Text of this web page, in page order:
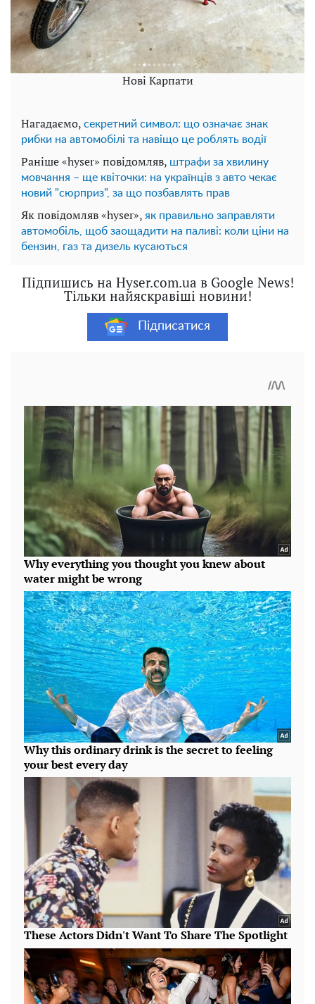
Нові Карпати
Нагадаємо, секретний символ: що означає знак
рибки на автомобілі та навіщо це роблять водії
Раніше «hyser» повідомляв, штрафи за хвилину
мовчання – ще квіточки: на українців з авто чекає
новий "сюрприз", за що позбавлять прав
Як повідомляв «hyser», як правильно заправляти
автомобіль, щоб заощадити на паливі: коли ціни на
бензин, газ та дизель кусаються
Підпишись на Hyser.com.ua в Google News!
Тільки найяскравіші новини!
Підписатися